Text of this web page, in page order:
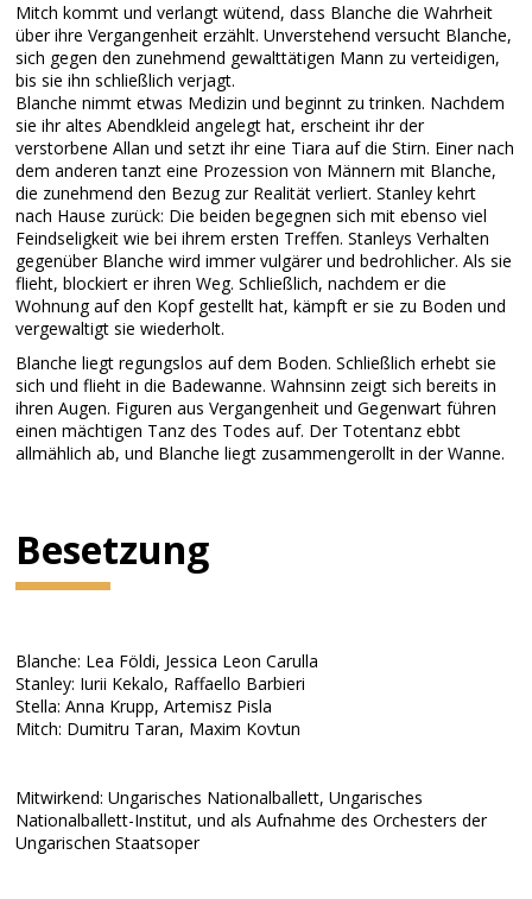
Mitch kommt und verlangt wütend, dass Blanche die Wahrheit
über ihre Vergangenheit erzählt. Unverstehend versucht Blanche,
sich gegen den zunehmend gewalttätigen Mann zu verteidigen,
bis sie ihn schließlich verjagt.
Blanche nimmt etwas Medizin und beginnt zu trinken. Nachdem
sie ihr altes Abendkleid angelegt hat, erscheint ihr der
verstorbene Allan und setzt ihr eine Tiara auf die Stirn. Einer nach
dem anderen tanzt eine Prozession von Männern mit Blanche,
die zunehmend den Bezug zur Realität verliert. Stanley kehrt
nach Hause zurück: Die beiden begegnen sich mit ebenso viel
Feindseligkeit wie bei ihrem ersten Treffen. Stanleys Verhalten
gegenüber Blanche wird immer vulgärer und bedrohlicher. Als sie
flieht, blockiert er ihren Weg. Schließlich, nachdem er die
Wohnung auf den Kopf gestellt hat, kämpft er sie zu Boden und
vergewaltigt sie wiederholt.
Blanche liegt regungslos auf dem Boden. Schließlich erhebt sie
sich und flieht in die Badewanne. Wahnsinn zeigt sich bereits in
ihren Augen. Figuren aus Vergangenheit und Gegenwart führen
einen mächtigen Tanz des Todes auf. Der Totentanz ebbt
allmählich ab, und Blanche liegt zusammengerollt in der Wanne.
Besetzung
Blanche: Lea Földi, Jessica Leon Carulla
Stanley: Iurii Kekalo, Raffaello Barbieri
Stella: Anna Krupp, Artemisz Pisla
Mitch: Dumitru Taran, Maxim Kovtun
Mitwirkend: Ungarisches Nationalballett, Ungarisches
Nationalballett-Institut, und als Aufnahme des Orchesters der
Ungarischen Staatsoper